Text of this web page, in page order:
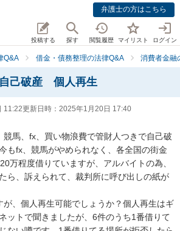
弁護士の方はこちら
投稿する 探す 閲覧履歴 マイリスト ログイン
Q&A 借金・債務整理の法律Q&A 消費者金融
己破産 個人再生
11:22更新日時： 2025年1月20日 17:40
馬、fx、買い物浪費で管財人つきで自己破
もfx、競馬がやめられなく、各全国の街金
万程度借りていますが、アルバイトの為、
ら、訴えられて、裁判所に呼び出しの紙が
が、個人再生可能でしょうか？個人再生はギ
ットで聞きましたが、6件のうち1番借りて